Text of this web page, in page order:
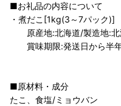
■お礼品の内容について
・煮だこ[1kg(3～7パック)]
原産地:北海道/製造地:北
賞味期限:発送日から半
■原材料・成分
たこ、食塩/ミョウバン